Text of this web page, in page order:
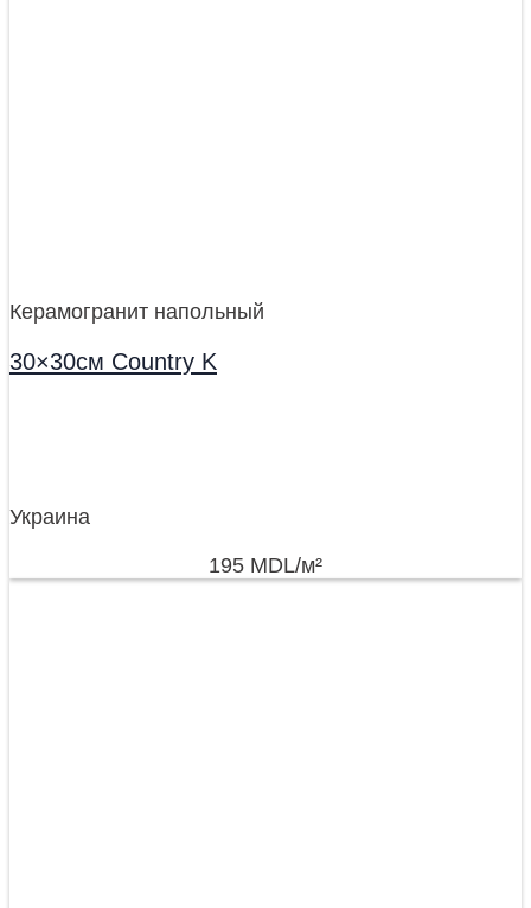
Керамогранит напольный
30×30см Country K
Украина
195 MDL/м²